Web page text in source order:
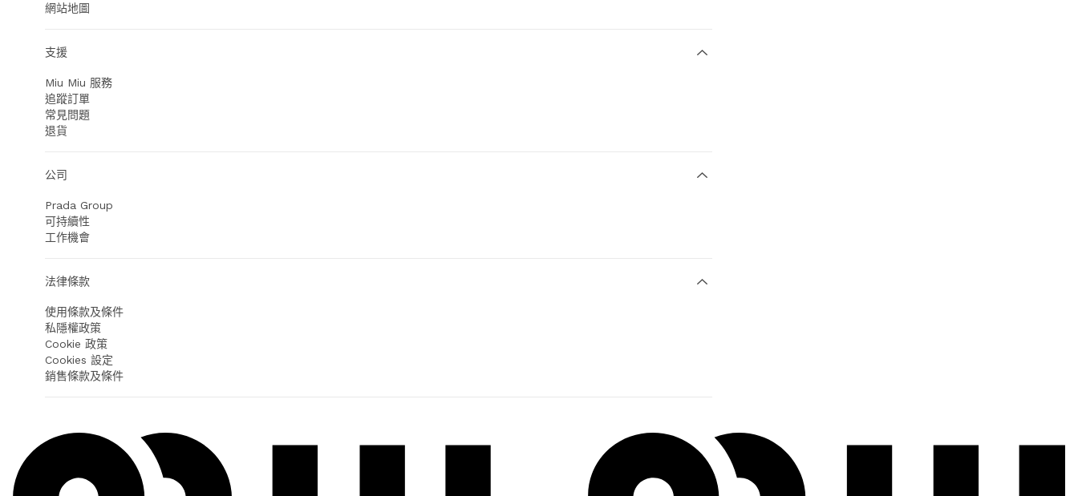
網站地圖
支援
Miu Miu 服務
追蹤訂單
常見問題
退貨
公司
Prada Group
可持續性
工作機會
法律條款
使用條款及條件
私隱權政策
Cookie 政策
Cookies 設定
銷售條款及條件